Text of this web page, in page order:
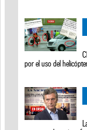
por el uso del